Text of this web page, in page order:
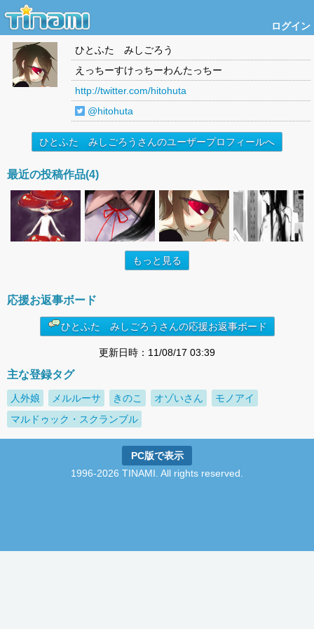
ログイン
ひとふた みしごろう
えっちーすけっちーわんたっちー
http://twitter.com/hitohuta
@hitohuta
ひとふた みしごろうさんのユーザープロフィールへ
最近の投稿作品(4)
もっと見る
応援お返事ボード
ひとふた みしごろうさんの応援お返事ボード
更新日時：11/08/17 03:39
主な登録タグ
人外娘 メルルーサ きのこ オゾいさん
モノアイ
マルドゥック・スクランブル
PC版で表示
1996-2026 TINAMI. All rights reserved.